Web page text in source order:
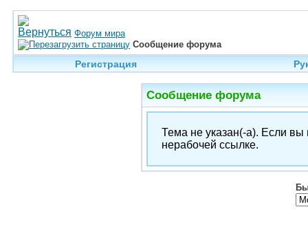
Форум мира
Сообщение форума
Регистрация
Сообщение форума
Тема не указан(-а). Если
нерабочей ссылке.